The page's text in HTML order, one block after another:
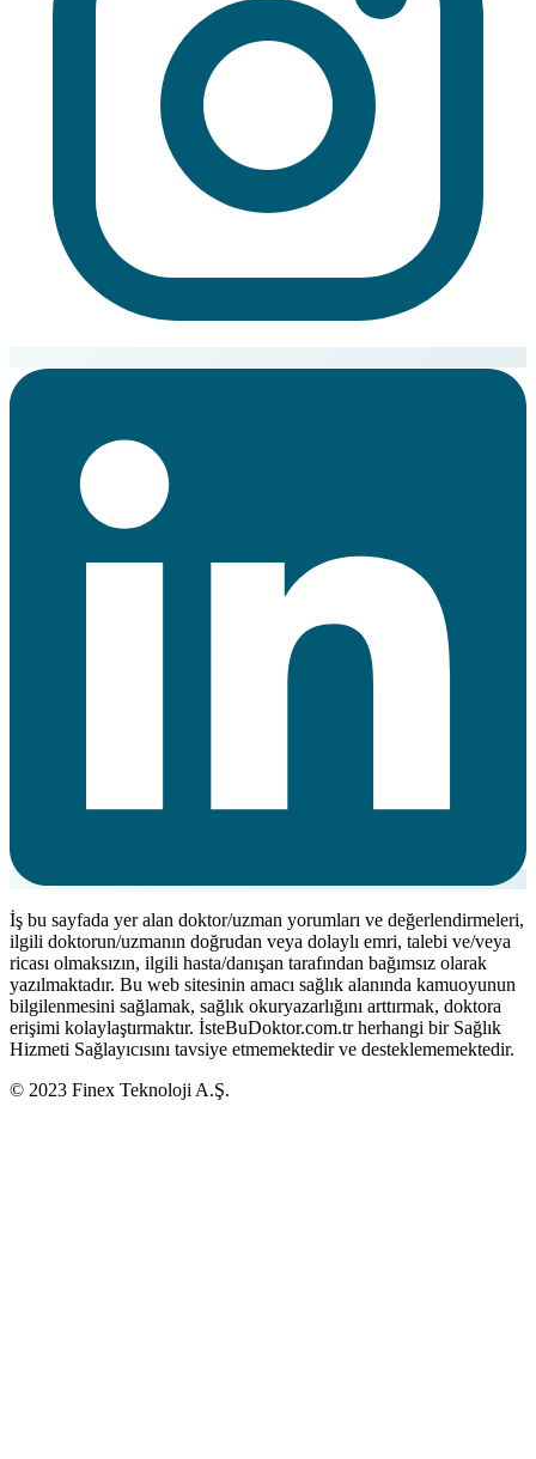
İş bu sayfada yer alan doktor/uzman yorumları ve değerlendirmeleri,
ilgili doktorun/uzmanın doğrudan veya dolaylı emri, talebi ve/veya
ricası olmaksızın, ilgili hasta/danışan tarafından bağımsız olarak
yazılmaktadır. Bu web sitesinin amacı sağlık alanında kamuoyunun
bilgilenmesini sağlamak, sağlık okuryazarlığını arttırmak, doktora
erişimi kolaylaştırmaktır. İsteBuDoktor.com.tr herhangi bir Sağlık
Hizmeti Sağlayıcısını tavsiye etmemektedir ve desteklememektedir.
© 2023 Finex Teknoloji A.Ş.